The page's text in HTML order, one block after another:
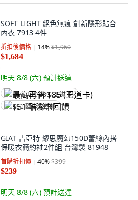
SOFT LIGHT 絕色無痕 創新隱形貼合
內衣 7913 4件
折扣後價格 14%$1,960
$1,684
明天 8/8 (六) 預計送達
最高再省 $85 (王道卡)
$51 酷澎幣回饋
GIAT 吉亞特 繆思魔幻150D蕾絲內搭
保暖衣簡約袖2件組 台灣製 81948
首購折扣價 40%$399
$239
明天 8/8 (六) 預計送達